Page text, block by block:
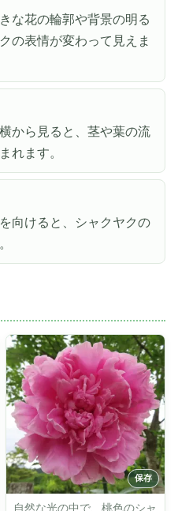
な花の輪郭や背景の明る
の表情が変わって見えま
から見ると、茎や葉の流
れます。
向けると、シャクヤクの
自然な光の中で、桃色のシャ